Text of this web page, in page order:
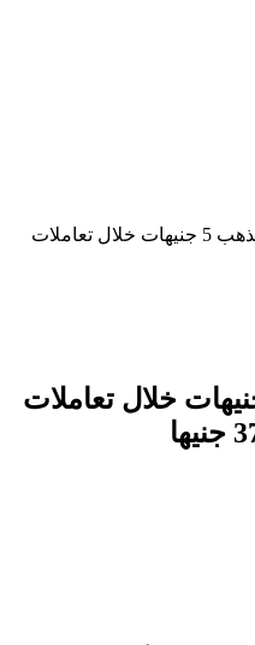
ارتفاع أسعار الذهب 5 جنيهات خلال تعاملات
أسعار الذهب 5 جنيهات خلال تعاملات